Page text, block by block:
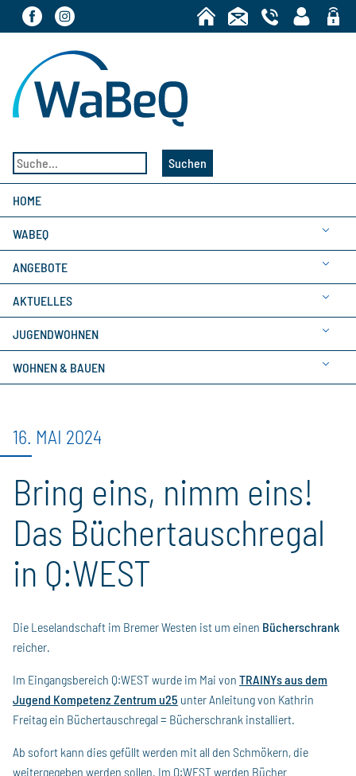
Suchen
HOME
WABEQ
ANGEBOTE
AKTUELLES
JUGENDWOHNEN
WOHNEN & BAUEN
16. MAI 2024
Bring eins, nimm eins!
Das Büchertauschregal
in Q:WEST
Die Leselandschaft im Bremer Westen ist um einen Bücherschrank
reicher.
Im Eingangsbereich Q:WEST wurde im Mai von TRAINYs aus dem
Jugend Kompetenz Zentrum u25 unter Anleitung von Kathrin
Freitag ein Büchertauschregal = Bücherschrank installiert.
Ab sofort kann dies gefüllt werden mit all den Schmökern, die
weitergegeben werden sollen. Im Q:WEST werden Bücher